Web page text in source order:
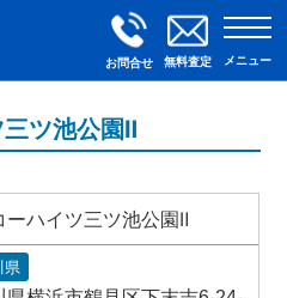
お問合せ 無料査定 メニュー
ツ池公園Ⅱ
ーハイツ三ツ池公園Ⅱ
県